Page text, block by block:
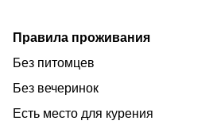
Правила проживания
Без питомцев
Без вечеринок
Есть место для курения